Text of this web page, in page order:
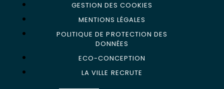
GESTION DES COOKIES
MENTIONS LÉGALES
POLITIQUE DE PROTECTION DES
DONNÉES
ECO-CONCEPTION
LA VILLE RECRUTE